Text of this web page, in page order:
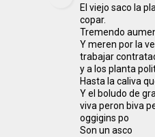
El viejo saco la
copar.
Tremendo
Y meren por la
trabajar
y a los planta
Hasta la caliva
Y el boludo de
viva peron biva
oggigins po
Son un asco